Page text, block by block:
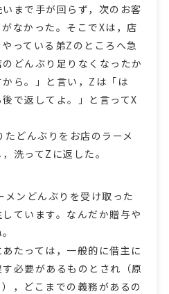
まで手が回らず，次のお客
なかった。そこでXは，店
っている弟Zのところへ急
どんぶり足りなくなったか
ら。」と言い，Zは「は
で返してよ。」と言ってX
どんぶりをお店のラーメ
洗ってZに返した。
メンどんぶりを受け取った
ています。なんだか贈与や
たっては，一般的に借主に
必要があるものとされ（原
，どこまでの義務があるの